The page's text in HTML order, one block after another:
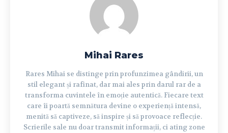
Mihai Rares
Rares Mihai se distinge prin profunzimea gândirii, un
stil elegant și rafinat, dar mai ales prin darul rar de a
transforma cuvintele în emoție autentică. Fiecare text
care îi poartă semnătura devine o experiență intensă,
menită să captiveze, să inspire și să provoace reflecție.
Scrierile sale nu doar transmit informații, ci ating zone